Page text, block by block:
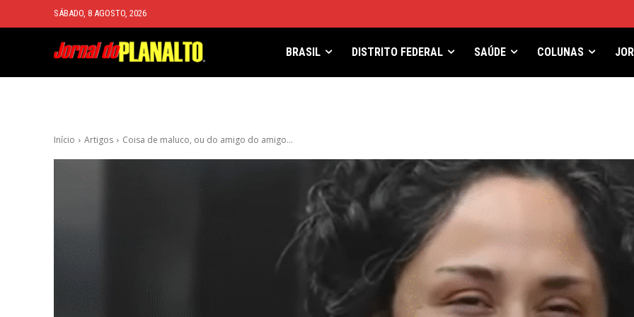
SÁBADO, 8 AGOSTO, 2026
BRASIL DISTRITO FEDERAL SAÚDE COLUNAS
Início Artigos Coisa de maluco, ou do amigo do amigo…